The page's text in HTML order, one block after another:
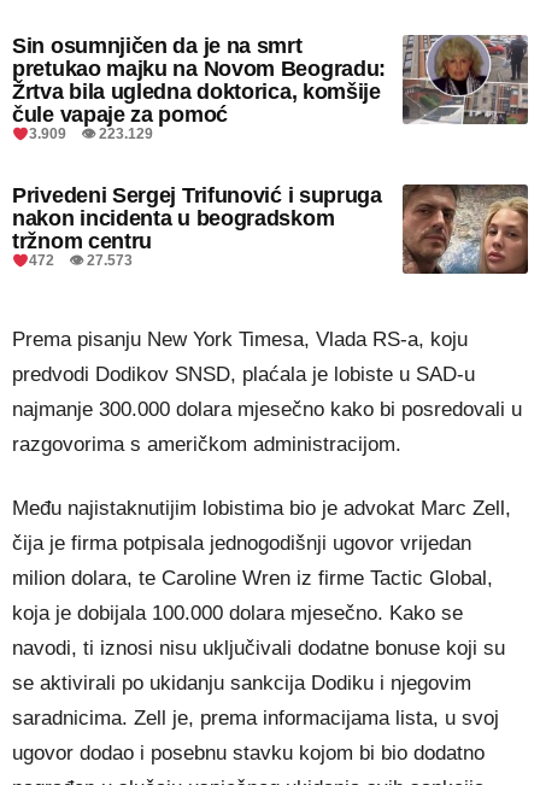
Sin osumnjičen da je na smrt
pretukao majku na Novom Beogradu:
Žrtva bila ugledna doktorica, komšije
čule vapaje za pomoć
3.909 👁 223.129
Privedeni Sergej Trifunović i supruga
nakon incidenta u beogradskom
tržnom centru
472 👁 27.573
Prema pisanju New York Timesa, Vlada RS-a, koju
predvodi Dodikov SNSD, plaćala je lobiste u SAD-u
najmanje 300.000 dolara mjesečno kako bi posredovali u
razgovorima s američkom administracijom.
Među najistaknutijim lobistima bio je advokat Marc Zell,
čija je firma potpisala jednogodišnji ugovor vrijedan
milion dolara, te Caroline Wren iz firme Tactic Global,
koja je dobijala 100.000 dolara mjesečno. Kako se
navodi, ti iznosi nisu uključivali dodatne bonuse koji su
se aktivirali po ukidanju sankcija Dodiku i njegovim
saradnicima. Zell je, prema informacijama lista, u svoj
ugovor dodao i posebnu stavku kojom bi bio dodatno